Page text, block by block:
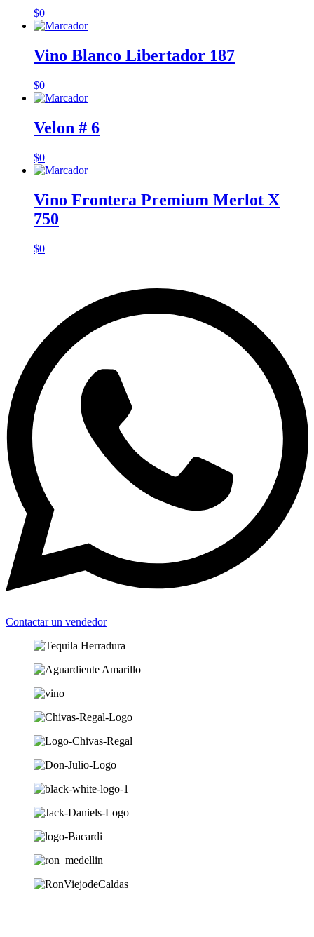
$0
Vino Blanco Libertador 187
$0
Velon # 6
$0
Vino Frontera Premium Merlot X
750
$0
Contactar un vendedor